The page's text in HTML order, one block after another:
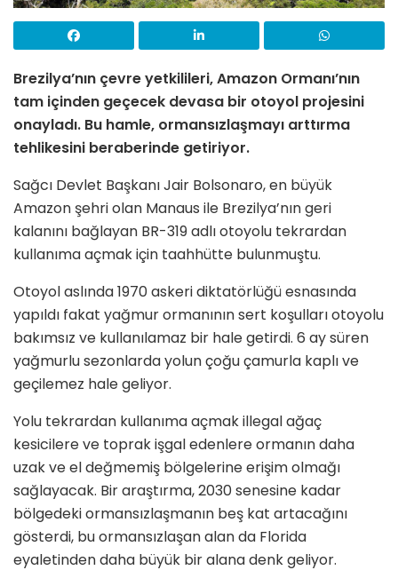
Brezilya’nın çevre yetkilileri, Amazon Ormanı’nın
tam içinden geçecek devasa bir otoyol projesini
onayladı. Bu hamle, ormansızlaşmayı arttırma
tehlikesini beraberinde getiriyor.
Sağcı Devlet BaşkanıJair Bolsonaro, en büyük
Amazon şehri olan Manaus ile Brezilya’nın geri
kalanını bağlayan BR-319 adlı otoyolu tekrardan
kullanıma açmak için taahhütte bulunmuştu.
Otoyol aslında 1970 askeri diktatörlüğü esnasında
yapıldı fakat yağmur ormanının sert koşulları otoyolu
bakımsız ve kullanılamaz bir hale getirdi. 6 ay süren
yağmurlu sezonlarda yolun çoğu çamurla kaplı ve
geçilemez hale geliyor.
Yolu tekrardan kullanıma açmak illegal ağaç
kesicilere ve toprak işgal edenlere ormanın daha
uzak ve el değmemiş bölgelerine erişim olmağı
sağlayacak. Bir araştırma, 2030 senesine kadar
bölgedeki ormansızlaşmanın beş kat artacağını
gösterdi, bu ormansızlaşan alan da Florida
eyaletinden daha büyük bir alana denk geliyor.